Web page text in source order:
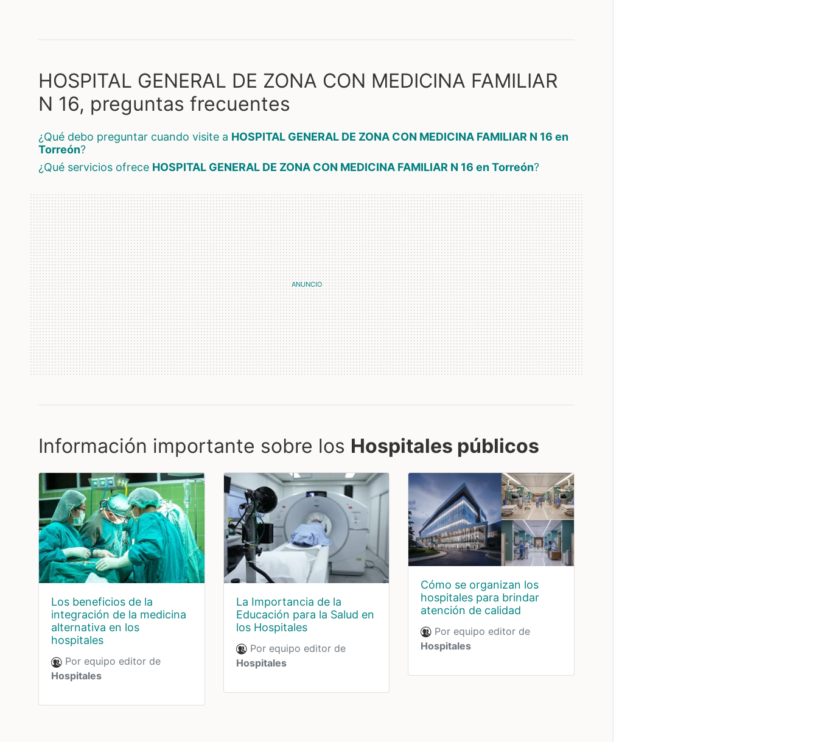
HOSPITAL GENERAL DE ZONA CON MEDICINA FAMILIAR
N 16, preguntas frecuentes
¿Qué debo preguntar cuando visite a HOSPITAL GENERAL DE ZONA CON MEDICINA FAMILIAR N 16 en
Torreón?
¿Qué servicios ofrece HOSPITAL GENERAL DE ZONA CON MEDICINA FAMILIAR N 16 en Torreón?
Información importante sobre los Hospitales públicos
Los beneficios de la
integración de la medicina
alternativa en los
hospitales
Por equipo editor de
Hospitales
La Importancia de la
Educación para la Salud en
los Hospitales
Por equipo editor de
Hospitales
Cómo se organizan los
hospitales para brindar
atención de calidad
Por equipo editor de
Hospitales